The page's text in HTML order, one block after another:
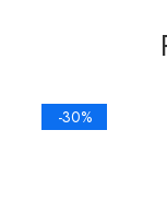
-30%